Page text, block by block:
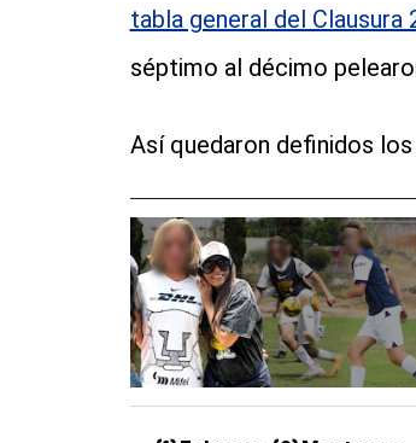
tabla general del Clausura
séptimo al décimo
Así quedaron definidos